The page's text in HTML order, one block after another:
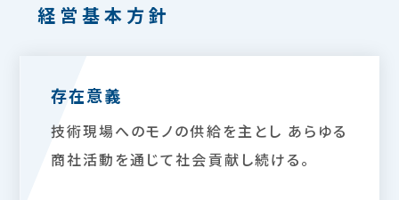
経営基本方針
存在意義
技術現場へのモノの供給を主とし あらゆる
商社活動を通じて社会貢献し続ける。